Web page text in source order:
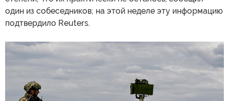
один из собеседников; на этой неделе эту информацию
подтвердило Reuters.